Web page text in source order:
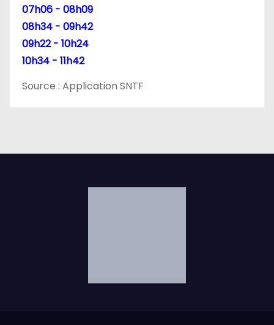
07h06 - 08h09
08h34 - 09h42
09h22 - 10h24
10h34 - 11h42
Source : Application SNTF